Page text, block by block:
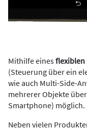
Mithilfe einesflexiblen
(Steuerung über ein
wie auch Multi-Side-
mehrerer Objekte
Smartphone) möglich.
Neben vielen